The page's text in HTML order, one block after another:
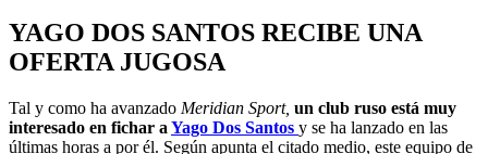
YAGO DOS SANTOS RECIBE UNA
OFERTA JUGOSA
Tal y como ha avanzado Meridian Sport, un club ruso está muy
interesado en fichar a Yago Dos Santos y se ha lanzado en las
últimas horas a por él. Según apunta el citado medio, este equipo de